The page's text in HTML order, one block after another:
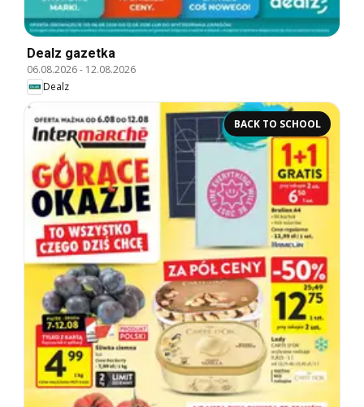
Dealz gazetka
06.08.2026- 12.08.2026
Dealz
BACK TO SCHOOL